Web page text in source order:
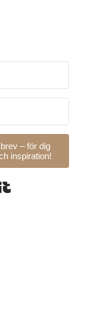
– för dig
inspiration!